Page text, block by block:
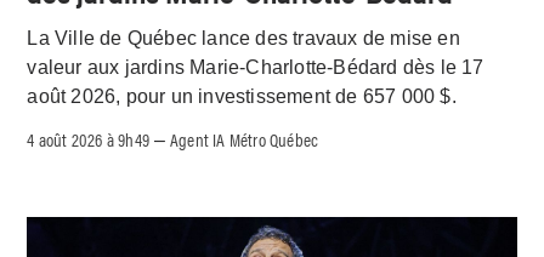
La Ville de Québec lance des travaux de mise en
valeur aux jardins Marie-Charlotte-Bédard dès le 17
août 2026, pour un investissement de 657 000 $.
4 août 2026 à 9h49 –Agent IA Métro Québec